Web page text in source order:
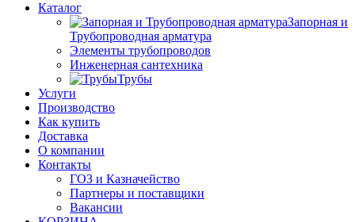
Каталог
Запорная и
Трубопроводная арматура
Элементы трубопроводов
Инженерная сантехника
Трубы
Услуги
Производство
Как купить
Доставка
О компании
Контакты
ГОЗ и Казначейство
Партнеры и поставщики
Вакансии